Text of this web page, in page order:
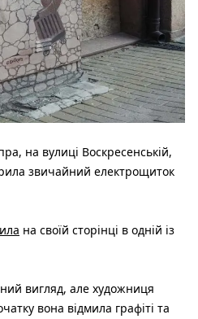
на вулиці Воскресенській,
звичайний електрощиток
на своїй сторінці в одній із
вигляд, але художниця
вона відмила графіті та